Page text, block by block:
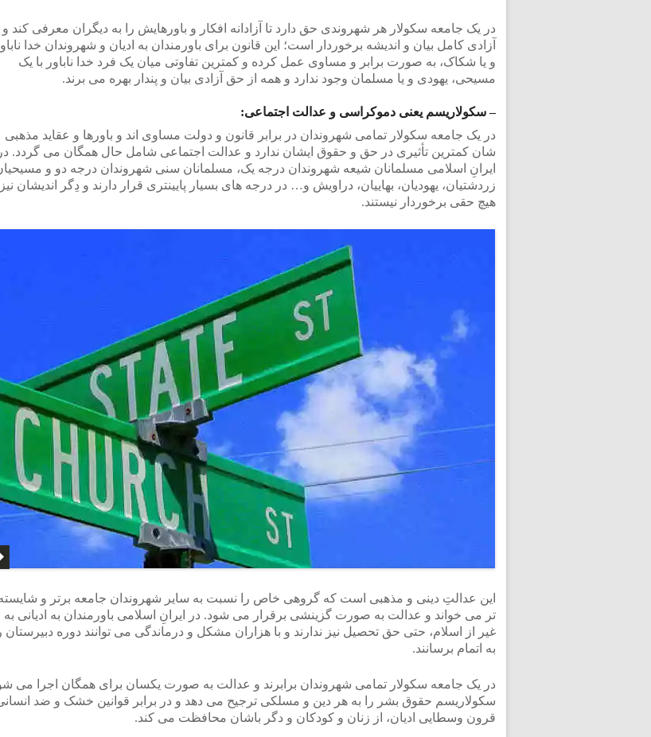
در یک جامعه سکولار هر شهروندی حق دارد تا آزادانه افکار و باورهایش را به دیگران معرفی کند و
آزادی کامل بیان و اندیشه برخوردار است؛ این قانون برای باورمندان به ادیان و شهروندان خدا
و یا شکاک، به صورت برابر و مساوی عمل کرده و کمترین تفاوتی میان یک فرد خدا ناباور با یک
مسیحی، یهودی و یا مسلمان وجود ندارد و همه از حق آزادی بیان و پندار بهره می برند.
– سکولاریسم یعنی دموکراسی و عدالت اجتماعی:
در یک جامعه سکولار تمامی شهروندان در برابر قانون و دولت مساوی اند و باورها و عقاید مذهبی
شان کمترین تأثیری در حق و حقوق ایشان ندارد و عدالت اجتماعی شامل حال همگان می گردد. در
ایرانِ اسلامی مسلمانان شیعه شهروندان درجه یک، مسلمانان سنی شهروندان درجه دو و
زردشتیان، یهودیان، بهاییان، دراویش و… در درجه های بسیار پایینتری قرار دارند و دِگر اندیشان نیز
هیچ حقی برخوردار نیستند.
این عدالتِ دینی و مذهبی است که گروهی خاص را نسبت به سایر شهروندان جامعه برتر و
تر می خواند و عدالت به صورت گزینشی برقرار می شود. در ایرانِ اسلامی باورمندان به ادیانی به
غیر از اسلام، حتی حق تحصیل نیز ندارند و با هزاران مشکل و درماندگی می توانند دوره دبیرستان را
به اتمام برسانند.
در یک جامعه سکولار تمامی شهروندان برابرند و عدالت به صورت یکسان برای همگان اجرا می
سکولاریسم حقوق بشر را به هر دین و مسلکی ترجیح می دهد و در برابر قوانین خشک و ضد
قرون وسطایی ادیان، از زنان و کودکان و دگر باشان محافظت می کند.